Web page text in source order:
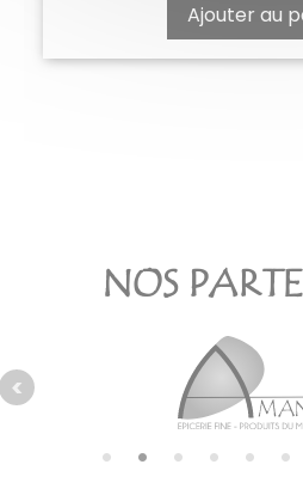
Ajouter au
NOS